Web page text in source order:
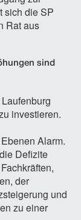
sich die SP
Rat aus
sind
investieren.
Alarm.
Defizite
der
und
zu einer